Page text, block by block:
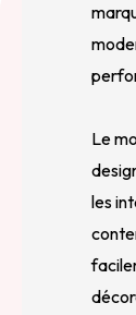
Le
les